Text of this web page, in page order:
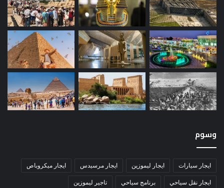
وسوم
ايجار سيارات ايجار ليموزين ايجار مرسيدس ايجار ميكروباص
ايجار نقل سياحي برنامج سياحي تاجير ليموزين